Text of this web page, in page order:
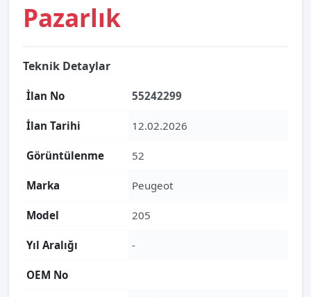
Pazarlık
Teknik Detaylar
İlan No 55242299
İlan Tarihi 12.02.2026
Görüntülenme 52
Marka Peugeot
Model 205
Yıl Aralığı -
OEM No